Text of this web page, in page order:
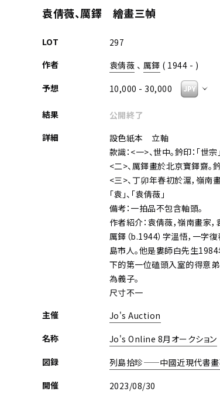
袁倩薇、厲鐸 繪畫三幀
LOT
297
作者
袁倩薇 、 厲鐸 ( 1944 - )
予想
10,000 - 30,000
結果
公開終了
詳細
設色紙本 立軸
款識：<一>、世中。鈐印：「世宗」
<二>、厲鐸畫於北京寶鐸齋。鈐
<三>、丁卯年春初於滬，嶺南
「袁」、「袁倩薇」
備考：一拍品不包含軸頭。
作者紹介：袁倩薇，嶺南畫家，
厲鐸（b.1944）字溫悟，一字復
島市人。他是婁師白先生
下的第一位磕頭入室的得意
為義子。
尺寸不一
主催
Jo's Auction
名称
Jo's Online 8月オークション
図録
列島拾珍——中國近現代書畫
開催
2023/08/30